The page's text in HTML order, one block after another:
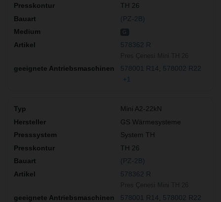
TH 26
(PZ-2B)
578362 R
578001 R14
578002 R22
+1
Mini A2-22kN
GS Wärmesysteme
System TH
TH 26
(PZ-2B)
578362 R
578001 R14
578002 R22